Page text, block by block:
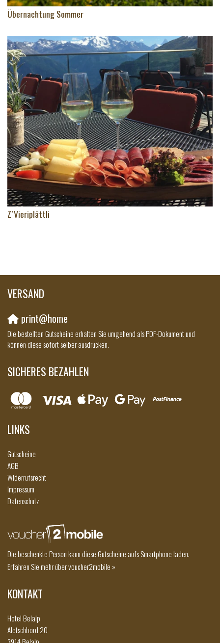
Übernachtung Sommer
Z`Vieriplättli
VERSAND
print@home
Die bestellten Gutscheine erhalten Sie umgehend als PDF-Dokument und
können diese sofort selber ausdrucken.
SICHERES BEZAHLEN
LINKS
Gutscheine
AGB
Widerrufsrecht
Impressum
Datenschutz
Die beschenkte Person kann diese Gutscheine aufs Smartphone laden.
Erfahren Sie mehr über voucher2mobile »
KONTAKT
Hotel Belalp
Aletschbord 20